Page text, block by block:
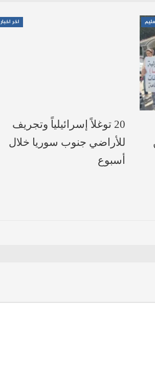
اخر اخبار
20 توغلاً إسرائيلياً وتجريف
للأراضي جنوب سوريا خلال
أسبوع